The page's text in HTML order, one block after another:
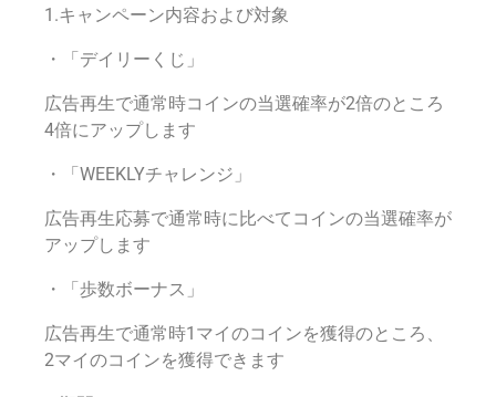
1.キャンペーン内容および対象
・「デイリーくじ」
広告再生で通常時コインの当選確率が2倍のところ
4倍にアップします
・「WEEKLYチャレンジ」
広告再生応募で通常時に比べてコインの当選確率が
アップします
・「歩数ボーナス」
広告再生で通常時1マイのコインを獲得のところ、
2マイのコインを獲得できます